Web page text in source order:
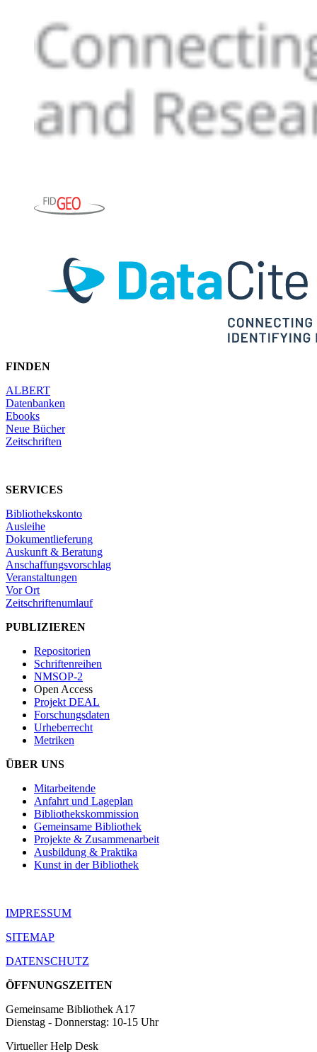
FINDEN
ALBERT
Datenbanken
Ebooks
Neue Bücher
Zeitschriften
SERVICES
Bibliothekskonto
Ausleihe
Dokumentlieferung
Auskunft & Beratung
Anschaffungsvorschlag
Veranstaltungen
Vor Ort
Zeitschriftenumlauf
PUBLIZIEREN
Repositorien
Schriftenreihen
NMSOP-2
Open Access
Projekt DEAL
Forschungsdaten
Urheberrecht
Metriken
ÜBER UNS
Mitarbeitende
Anfahrt und Lageplan
Bibliothekskommission
Gemeinsame Bibliothek
Projekte & Zusammenarbeit
Ausbildung & Praktika
Kunst in der Bibliothek
IMPRESSUM
SITEMAP
DATENSCHUTZ
ÖFFNUNGSZEITEN
Gemeinsame Bibliothek A17
Dienstag - Donnerstag: 10-15 Uhr
Virtueller Help Desk